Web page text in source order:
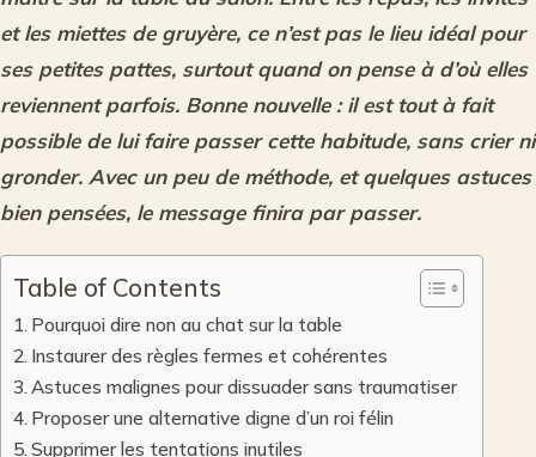
et les miettes de gruyère, ce n’est pas le lieu idéal pour
ses petites pattes, surtout quand on pense à d’où elles
reviennent parfois. Bonne nouvelle : il est tout à fait
possible de lui faire passer cette habitude, sans crier ni
gronder. Avec un peu de méthode, et quelques astuces
bien pensées, le message finira par passer.
Table of Contents
Pourquoi dire non au chat sur la table
Instaurer des règles fermes et cohérentes
Astuces malignes pour dissuader sans traumatiser
Proposer une alternative digne d’un roi félin
Supprimer les tentations inutiles